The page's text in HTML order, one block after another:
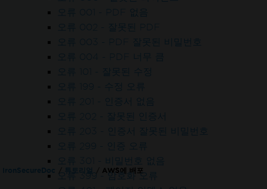
오류 399 - 암호화 오류
AWS에 배포
류하세요